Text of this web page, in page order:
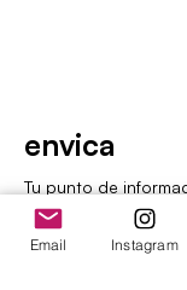
envica
Tu punto de
Email Instagram